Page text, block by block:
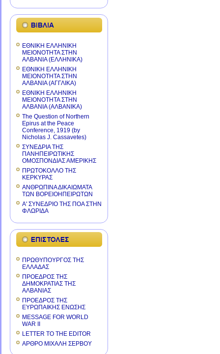
ΕΘΝΙΚΗ ΕΛΛΗΝΙΚΗ
ΜΕΙΟΝΟΤΗΤΑ ΣΤΗΝ
ΑΛΒΑΝΙΑ (ΕΛΛΗΝΙΚΑ)
ΕΘΝΙΚΗ ΕΛΛΗΝΙΚΗ
ΜΕΙΟΝΟΤΗΤΑ ΣΤΗΝ
ΑΛΒΑΝΙΑ (ΑΓΓΛΙΚΑ)
ΕΘΝΙΚΗ ΕΛΛΗΝΙΚΗ
ΜΕΙΟΝΟΤΗΤΑ ΣΤΗΝ
ΑΛΒΑΝΙΑ (ΑΛΒΑΝΙΚΑ)
The Question of Northern
Epirus at the Peace
Conference, 1919 (by
Nicholas J. Cassavetes)
ΣΥΝΕΔΡΙΑ ΤΗΣ
ΠΑΝΗΠΕΙΡΩΤΙΚΗΣ
ΟΜΟΣΠΟΝΔΙΑΣ ΑΜΕΡΙΚΗΣ
ΠΡΩΤΟΚΟΛΛΟ ΤΗΣ
ΚΕΡΚΥΡΑΣ
ΑΝΘΡΩΠΙΝΑ ΔΙΚΑΙΩΜΑΤΑ
ΤΩΝ ΒΟΡΕΙΟΗΠΕΙΡΩΤΩΝ
Α' ΣΥΝΕΔΡΙΟ ΤΗΣ ΠΟΑ ΣΤΗΝ
ΦΛΩΡΙΔΑ
ΠΡΩΘΥΠΟΥΡΓΟΣ ΤΗΣ
ΕΛΛΑΔΑΣ
ΠΡΟΕΔΡΟΣ ΤΗΣ
ΔΗΜΟΚΡΑΤΙΑΣ ΤΗΣ
ΑΛΒΑΝΙΑΣ
ΠΡΟΕΔΡΟΣ ΤΗΣ
ΕΥΡΩΠΑΙΚΗΣ ΕΝΩΣΗΣ
MESSAGE FOR WORLD
WAR II
LETTER TO THE EDITOR
ΑΡΘΡΟ ΜΙΧΑΛΗ ΣΕΡΒΟΥ